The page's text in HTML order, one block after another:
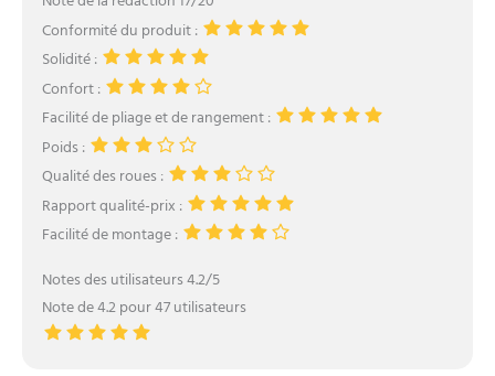
Conformité du produit :
Solidité :
Confort :
Facilité de pliage et de rangement :
Poids :
Qualité des roues :
Rapport qualité-prix :
Facilité de montage :
Notes des utilisateurs 4.2/5
Note de 4.2 pour 47 utilisateurs